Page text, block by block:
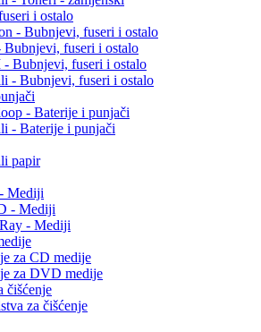
i ostalo
- Bubnjevi, fuseri i ostalo
Bubnjevi, fuseri i ostalo
Bubnjevi, fuseri i ostalo
- Bubnjevi, fuseri i ostalo
- Baterije i punjači
- Baterije i punjači
papir
Mediji
- Mediji
- Mediji
za CD medije
za DVD medije
čišćenje
za čišćenje